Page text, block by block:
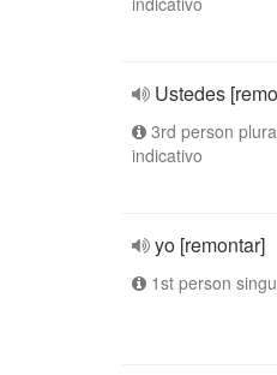
Ustedes
3rd person
indicativo
yo [remontar]
1st person